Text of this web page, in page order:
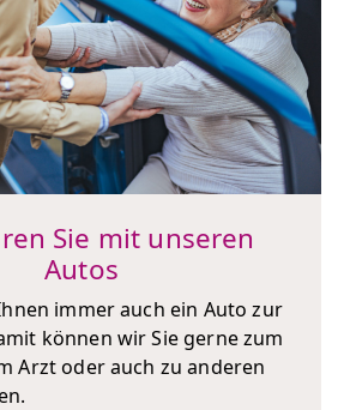
Sie mit unseren
Autos
immer auch ein Auto zur
können wir Sie gerne zum
Arzt oder auch zu anderen